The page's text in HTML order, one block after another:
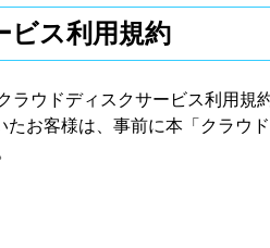
ビス利用規約
ラウドディスクサービス利用規
お客様は、事前に本「クラウ